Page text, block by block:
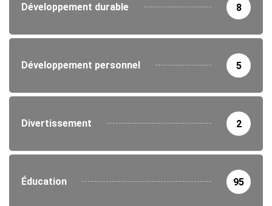
Développement durable 8
Développement personnel 5
Divertissement 2
Éducation 95